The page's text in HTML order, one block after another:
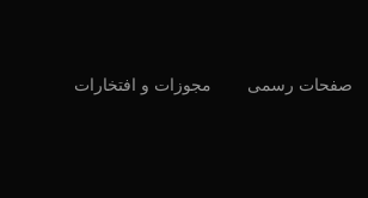
صفحات رسمی مجوزات و افتخارات